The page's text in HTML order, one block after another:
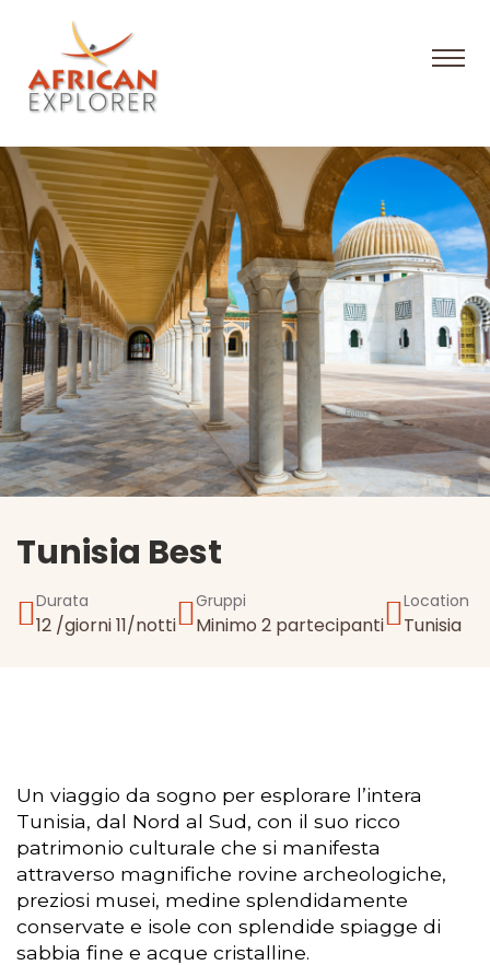
Tunisia Best
Durata
12 /giorni 11/notti
Gruppi
Minimo 2 partecipanti
Location
Tunisia
Un viaggio da sogno per esplorare l’intera
Tunisia, dal Nord al Sud, con il suo ricco
patrimonio culturale che si manifesta
attraverso magnifiche rovine archeologiche,
preziosi musei, medine splendidamente
conservate e isole con splendide spiagge di
sabbia fine e acque cristalline.